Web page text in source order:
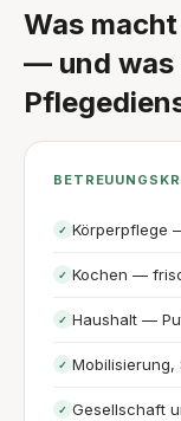
Was
— und was
✓ Körperpflege
✓ Kochen —
✓ Haushalt —
✓ Mobilisierung,
✓ Gesellschaft